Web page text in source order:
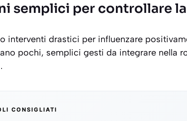
semplici per controllare
interventi drastici per influenzare
pochi, semplici gesti da integrare nella
CONSIGLIATI